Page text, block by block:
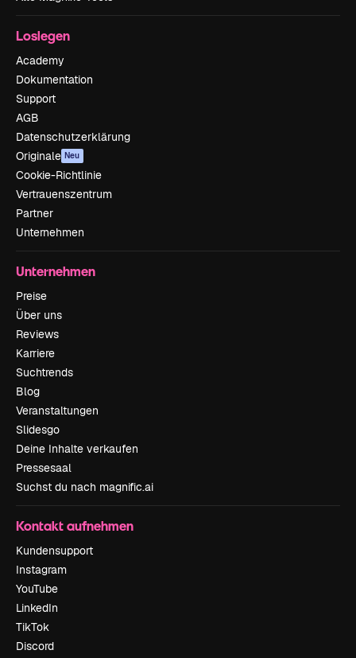
Loslegen
Academy
Dokumentation
Support
AGB
Datenschutzerklärung
Originale Neu
Cookie-Richtlinie
Vertrauenszentrum
Partner
Unternehmen
Unternehmen
Preise
Über uns
Reviews
Karriere
Suchtrends
Blog
Veranstaltungen
Slidesgo
Deine Inhalte verkaufen
Pressesaal
Suchst du nach magnific.ai
Kontakt aufnehmen
Kundensupport
Instagram
YouTube
LinkedIn
TikTok
Discord